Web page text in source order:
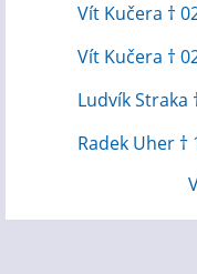
Vít Kučera †
Vít Kučera †
Ludvík Straka
Radek Uher †